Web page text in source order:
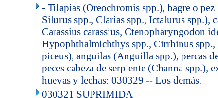
- Tilapias (Oreochromis spp.), bagre o pez
Silurus spp., Clarias spp., Ictalurus spp.),
Carassius carassius, Ctenopharyngodon
Hypophthalmichthys spp., Cirrhinus
piceus), anguilas (Anguilla spp.), percas
peces cabeza de serpiente (Channa spp.),
huevas y lechas: 030329 -- Los demás.
030321 SUPRIMIDA